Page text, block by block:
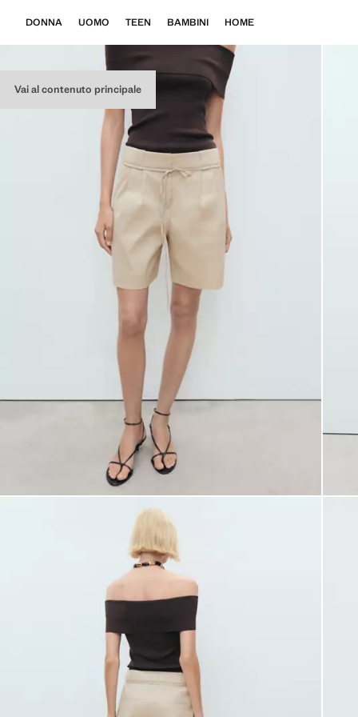
Vai al contenuto principale
DONNA UOMO TEEN BAMBINI HOME